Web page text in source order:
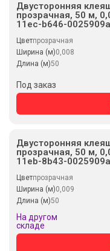
Двусторонняя
прозрачная, 50 м,
11ec-b646-
Цветпрозрачная
Ширина (м)0,008
Длина (м)50
Под заказ
Двусторонняя
прозрачная, 50 м,
11eb-8b43-
Цветпрозрачная
Ширина (м)0,009
Длина (м)50
На другом
складе